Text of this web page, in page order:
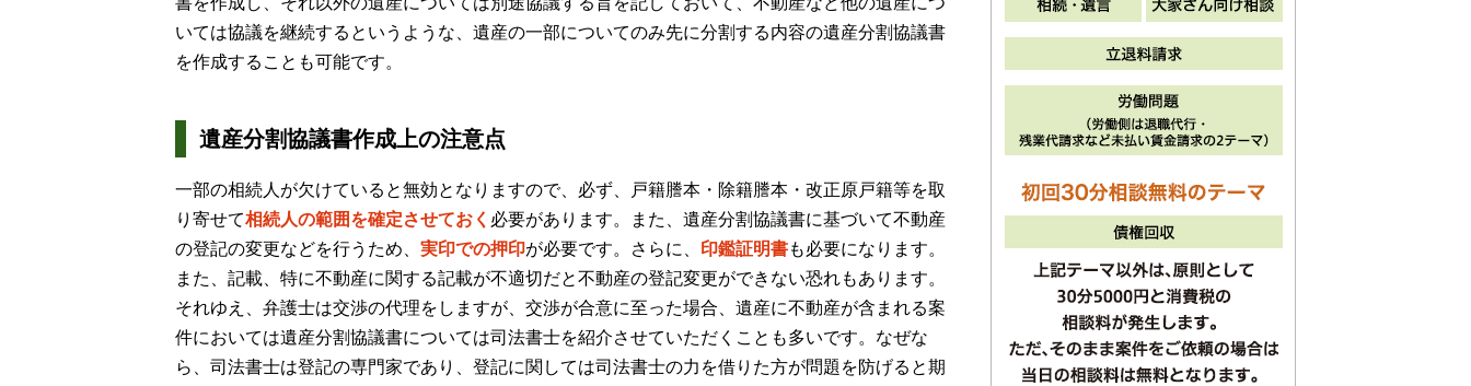
いては協議を継続するというような、遺産の一部についてのみ先に分割する内容の遺産分割協議書
を作成することも可能です。
遺産分割協議書作成上の注意点
一部の相続人が欠けていると無効となりますので、必ず、戸籍謄本・除籍謄本・改正原戸籍等を取
り寄せて相続人の範囲を確定させておく 必要があります。また、遺産分割協議書に基づいて不動産
の登記の変更などを行うため、 実印での押印が必要です。さらに、 印鑑証明書も必要になります。
また、記載、特に不動産に関する記載が不適切だと不動産の登記変更ができない恐れもあります。
それゆえ、弁護士は交渉の代理をしますが、交渉が合意に至った場合、遺産に不動産が含まれる案
件においては遺産分割協議書については司法書士を紹介させていただくことも多いです。なぜな
ら、司法書士は登記の専門家であり、登記に関しては司法書士の力を借りた方が問題を防げると期